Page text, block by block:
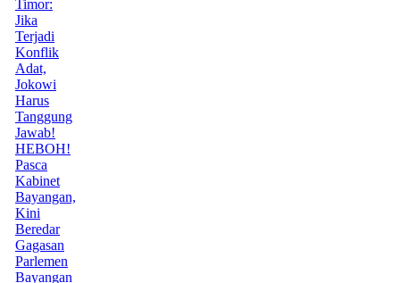
Timor:
Jika
Terjadi
Konflik
Adat,
Jokowi
Harus
Tanggung
Jawab!
HEBOH!
Pasca
Kabinet
Bayangan,
Kini
Beredar
Gagasan
Parlemen
Bayangan